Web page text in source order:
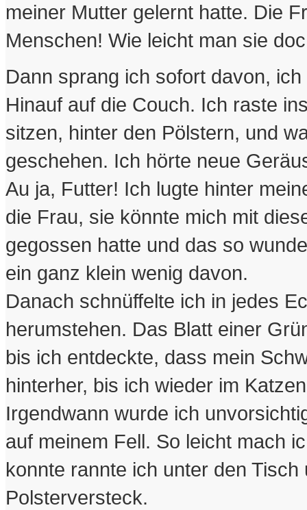
meiner Mutter gelernt hatte. Die
Menschen! Wie leicht man sie
Dann sprang ich sofort davon,
Hinauf auf die Couch. Ich raste
sitzen, hinter den Pölstern, und
geschehen. Ich hörte neue
Au ja, Futter! Ich lugte hinter
die Frau, sie könnte mich mit
gegossen hatte und das so
ein ganz klein wenig davon.
Danach schnüffelte ich in jedes
herumstehen. Das Blatt einer
bis ich entdeckte, dass mein
hinterher, bis ich wieder im
Irgendwann wurde ich
auf meinem Fell. So leicht mach
konnte rannte ich unter den
Polsterversteck.